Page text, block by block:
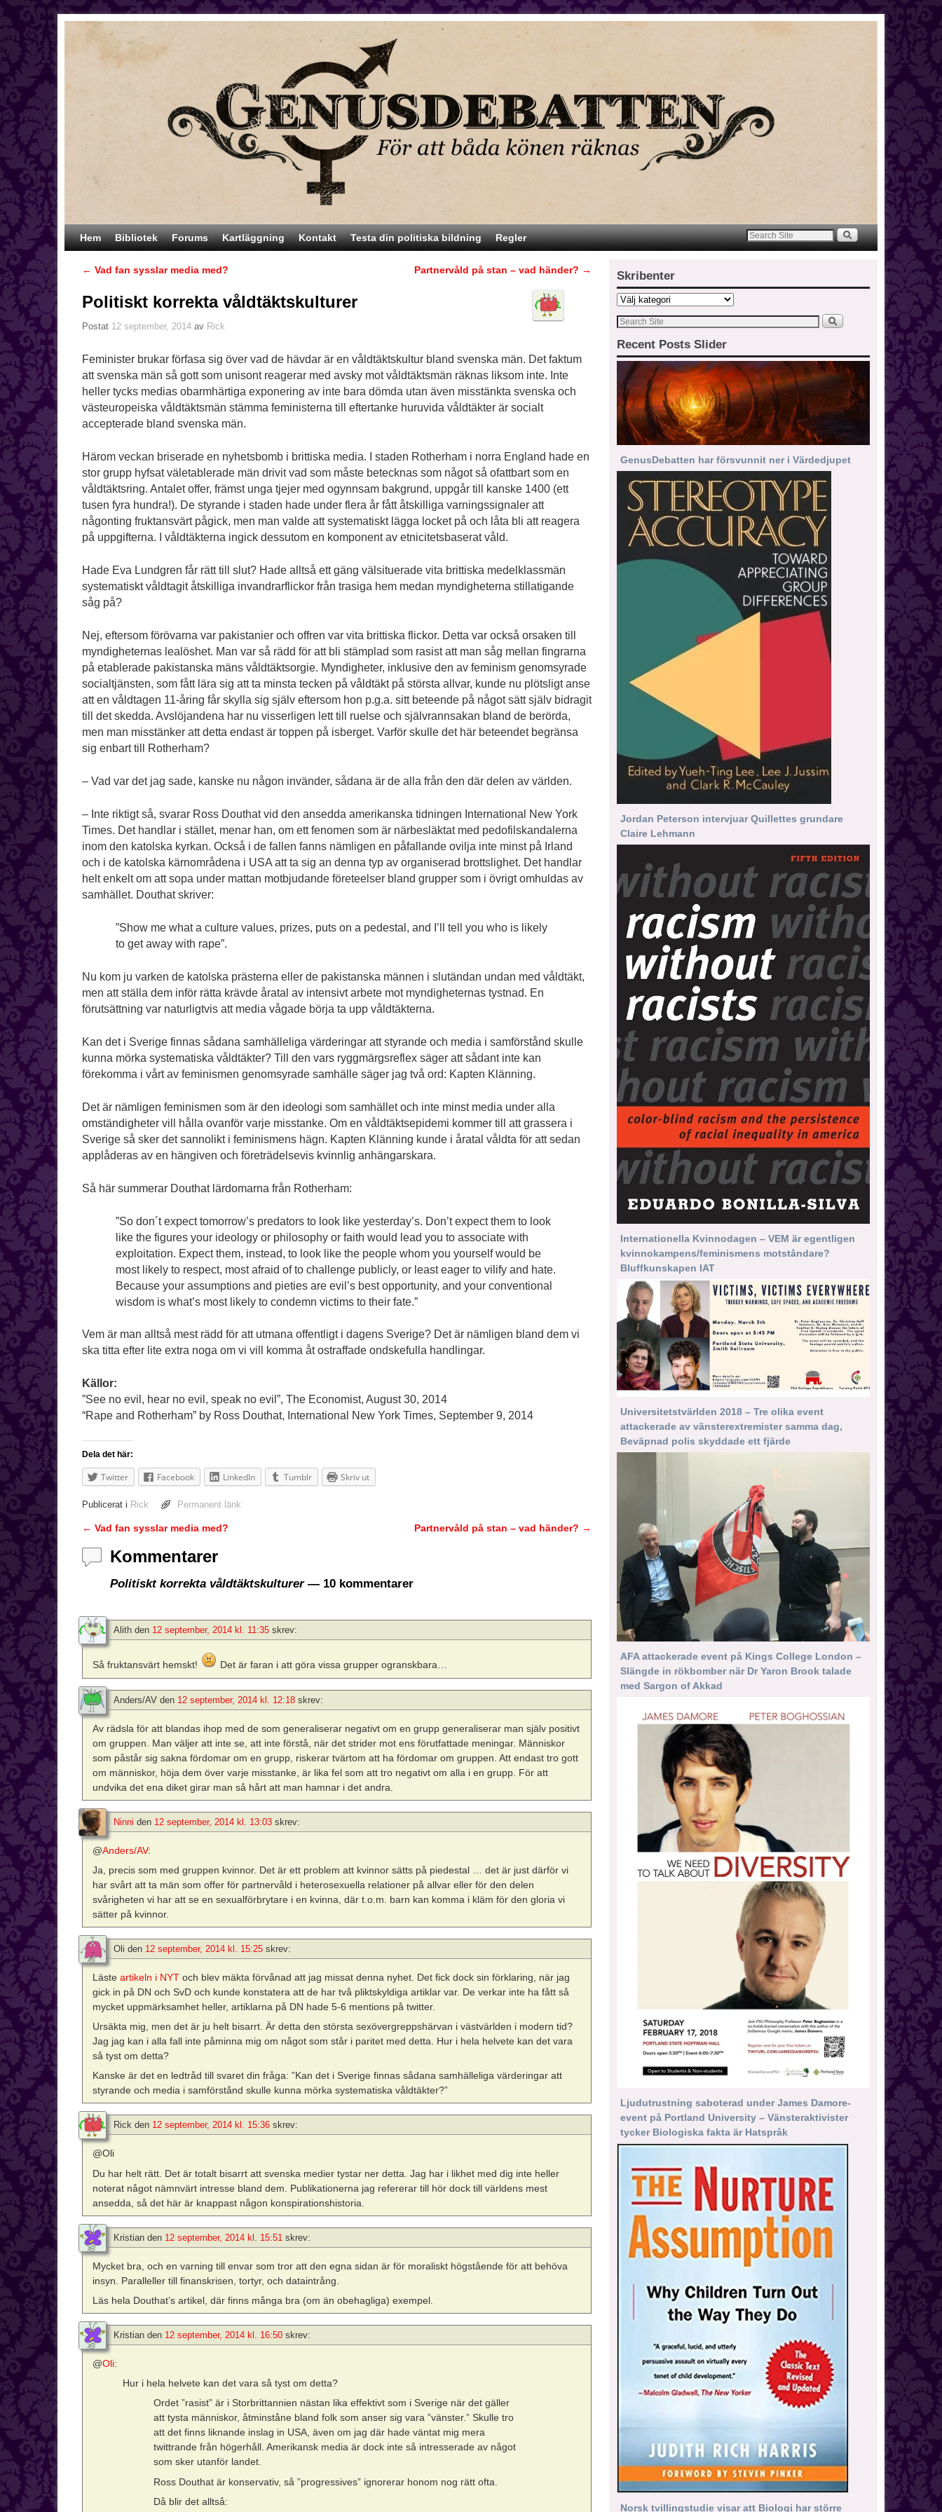
Hoppa till huvudinnehåll
Hoppa till sekundärt innehåll
Hem Bibliotek Forums Kartläggning Kontakt Testa din politiska bildning Regler
Inläggsnavigering
← Vad fan sysslar media med? Partnervåld på stan – vad händer? →
Politiskt korrekta våldtäktskulturer
Postat 12 september, 2014 av Rick
Feminister brukar förfasa sig över vad de hävdar är en våldtäktskultur bland svenska män. Det faktum
att svenska män så gott som unisont reagerar med avsky mot våldtäktsmän räknas liksom inte. Inte
heller tycks medias obarmhärtiga exponering av inte bara dömda utan även misstänkta svenska och
västeuropeiska våldtäktsmän stämma feministerna till eftertanke huruvida våldtäkter är socialt
accepterade bland svenska män.
Härom veckan briserade en nyhetsbomb i brittiska media. I staden Rotherham i norra England hade en
stor grupp hyfsat väletablerade män drivit vad som måste betecknas som något så ofattbart som en
våldtäktsring. Antalet offer, främst unga tjejer med ogynnsam bakgrund, uppgår till kanske 1400 (ett
tusen fyra hundra!). De styrande i staden hade under flera år fått åtskilliga varningssignaler att
någonting fruktansvärt pågick, men man valde att systematiskt lägga locket på och låta bli att reagera
på uppgifterna. I våldtäkterna ingick dessutom en komponent av etnicitetsbaserat våld.
Hade Eva Lundgren får rätt till slut? Hade alltså ett gäng välsituerade vita brittiska medelklassmän
systematiskt våldtagit åtskilliga invandrarflickor från trasiga hem medan myndigheterna stillatigande
såg på?
Nej, eftersom förövarna var pakistanier och offren var vita brittiska flickor. Detta var också orsaken till
myndigheternas lealöshet. Man var så rädd för att bli stämplad som rasist att man såg mellan fingrarna
på etablerade pakistanska mäns våldtäktsorgie. Myndigheter, inklusive den av feminism genomsyrade
socialtjänsten, som fått lära sig att ta minsta tecken på våldtäkt på största allvar, kunde nu plötsligt anse
att en våldtagen 11-åring får skylla sig själv eftersom hon p.g.a. sitt beteende på något sätt själv bidragit
till det skedda. Avslöjandena har nu visserligen lett till ruelse och självrannsakan bland de berörda,
men man misstänker att detta endast är toppen på isberget. Varför skulle det här beteendet begränsa
sig enbart till Rotherham?
– Vad var det jag sade, kanske nu någon invänder, sådana är de alla från den där delen av världen.
– Inte riktigt så, svarar Ross Douthat vid den ansedda amerikanska tidningen International New York
Times. Det handlar i stället, menar han, om ett fenomen som är närbesläktat med pedofilskandalerna
inom den katolska kyrkan. Också i de fallen fanns nämligen en påfallande ovilja inte minst på Irland
och i de katolska kärnområdena i USA att ta sig an denna typ av organiserad brottslighet. Det handlar
helt enkelt om att sopa under mattan motbjudande företeelser bland grupper som i övrigt omhuldas av
samhället. Douthat skriver:
”Show me what a culture values, prizes, puts on a pedestal, and I’ll tell you who is likely
to get away with rape”.
Nu kom ju varken de katolska prästerna eller de pakistanska männen i slutändan undan med våldtäkt,
men att ställa dem inför rätta krävde åratal av intensivt arbete mot myndigheternas tystnad. En
förutsättning var naturligtvis att media vågade börja ta upp våldtäkterna.
Kan det i Sverige finnas sådana samhälleliga värderingar att styrande och media i samförstånd skulle
kunna mörka systematiska våldtäkter? Till den vars ryggmärgsreflex säger att sådant inte kan
förekomma i vårt av feminismen genomsyrade samhälle säger jag två ord: Kapten Klänning.
Det är nämligen feminismen som är den ideologi som samhället och inte minst media under alla
omständigheter vill hålla ovanför varje misstanke. Om en våldtäktsepidemi kommer till att grassera i
Sverige så sker det sannolikt i feminismens hägn. Kapten Klänning kunde i åratal våldta för att sedan
applåderas av en hängiven och företrädelsevis kvinnlig anhängarskara.
Så här summerar Douthat lärdomarna från Rotherham:
”So don´t expect tomorrow’s predators to look like yesterday’s. Don’t expect them to look
like the figures your ideology or philosophy or faith would lead you to associate with
exploitation. Expect them, instead, to look like the people whom you yourself would be
most likely to respect, most afraid of to challenge publicly, or least eager to vilify and hate.
Because your assumptions and pieties are evil’s best opportunity, and your conventional
wisdom is what’s most likely to condemn victims to their fate.”
Vem är man alltså mest rädd för att utmana offentligt i dagens Sverige? Det är nämligen bland dem vi
ska titta efter lite extra noga om vi vill komma åt ostraffade ondskefulla handlingar.
Källor:
”See no evil, hear no evil, speak no evil”, The Economist, August 30, 2014
“Rape and Rotherham” by Ross Douthat, International New York Times, September 9, 2014
Dela det här:
Twitter Facebook LinkedIn Tumblr Skriv ut
Publicerat i Rick Permanent länk
Inläggsnavigering
← Vad fan sysslar media med? Partnervåld på stan – vad händer? →
Kommentarer
Politiskt korrekta våldtäktskulturer— 10 kommentarer
Alith den 12 september, 2014 kl. 11:35 skrev:
Så fruktansvärt hemskt! Det är faran i att göra vissa grupper ogranskbara…
Anders/AV den 12 september, 2014 kl. 12:18 skrev:
Av rädsla för att blandas ihop med de som generaliserar negativt om en grupp generaliserar man själv positivt
om gruppen. Man väljer att inte se, att inte förstå, när det strider mot ens förutfattade meningar. Människor
som påstår sig sakna fördomar om en grupp, riskerar tvärtom att ha fördomar om gruppen. Att endast tro gott
om människor, höja dem över varje misstanke, är lika fel som att tro negativt om alla i en grupp. För att
undvika det ena diket girar man så hårt att man hamnar i det andra.
Ninni den 12 september, 2014 kl. 13:03 skrev:
@Anders/AV:
Ja, precis som med gruppen kvinnor. Det är ett problem att kvinnor sätts på piedestal … det är just därför vi
har svårt att ta män som offer för partnervåld i heterosexuella relationer på allvar eller för den delen
svårigheten vi har att se en sexualförbrytare i en kvinna, där t.o.m. barn kan komma i kläm för den gloria vi
sätter på kvinnor.
Oli den 12 september, 2014 kl. 15:25 skrev:
Lästeartikeln i NYT och blev mäkta förvånad att jag missat denna nyhet. Det fick dock sin förklaring, när jag
gick in på DN och SvD och kunde konstatera att de har två pliktskyldiga artiklar var. De verkar inte ha fått så
mycket uppmärksamhet heller, artiklarna på DN hade 5-6 mentions på twitter.
Ursäkta mig, men det är ju helt bisarrt. Är detta den största sexövergreppshärvan i västvärlden i modern tid?
Jag jag kan i alla fall inte påminna mig om något som står i paritet med detta. Hur i hela helvete kan det vara
så tyst om detta?
Kanske är det en ledtråd till svaret din fråga: ”Kan det i Sverige finnas sådana samhälleliga värderingar att
styrande och media i samförstånd skulle kunna mörka systematiska våldtäkter?”
Rick den 12 september, 2014 kl. 15:36 skrev:
@Oli
Du har helt rätt. Det är totalt bisarrt att svenska medier tystar ner detta. Jag har i likhet med dig inte heller
noterat något nämnvärt intresse bland dem. Publikationerna jag refererar till hör dock till världens mest
ansedda, så det här är knappast någon konspirationshistoria.
Kristian den 12 september, 2014 kl. 15:51 skrev:
Mycket bra, och en varning till envar som tror att den egna sidan är för moraliskt högstående för att behöva
insyn. Paralleller till finanskrisen, tortyr, och dataintrång.
Läs hela Douthat’s artikel, där finns många bra (om än obehagliga) exempel.
Kristian den 12 september, 2014 kl. 16:50 skrev:
@Oli:
Hur i hela helvete kan det vara så tyst om detta?
Ordet ”rasist” är i Storbrittannien nästan lika effektivt som i Sverige när det gäller
att tysta människor, åtminståne bland folk som anser sig vara ”vänster.” Skulle tro
att det finns liknande inslag in USA, även om jag där hade väntat mig mera
twittrande från högerhåll. Amerikansk media är dock inte så intresserade av något
som sker utanför landet.
Ross Douthat är konservativ, så ”progressives” ignorerar honom nog rätt ofta.
Då blir det alltså:
Skribenter
Recent Posts Slider
GenusDebatten har försvunnit ner i Värdedjupet
Jordan Peterson intervjuar Quillettes grundare
Claire Lehmann
Internationella Kvinnodagen – VEM är egentligen
kvinnokampens/feminismens motståndare?
Bluffkunskapen IAT
Universitetstvärlden 2018 – Tre olika event
attackerade av vänsterextremister samma dag,
Beväpnad polis skyddade ett fjärde
AFA attackerade event på Kings College London –
Slängde in rökbomber när Dr Yaron Brook talade
med Sargon of Akkad
Ljudutrustning saboterad under James Damore-
event på Portland University – Vänsteraktivister
tycker Biologiska fakta är Hatspråk
Norsk tvillingstudie visar att Biologi har större